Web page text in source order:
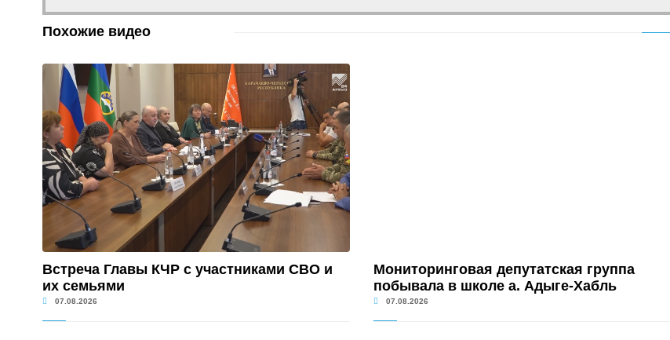
Похожие видео
Встреча Главы КЧР с участниками СВО и
их семьями
07.08.2026
Мониторинговая депутатская группа
побывала в школе а. Адыге-Хабль
07.08.2026